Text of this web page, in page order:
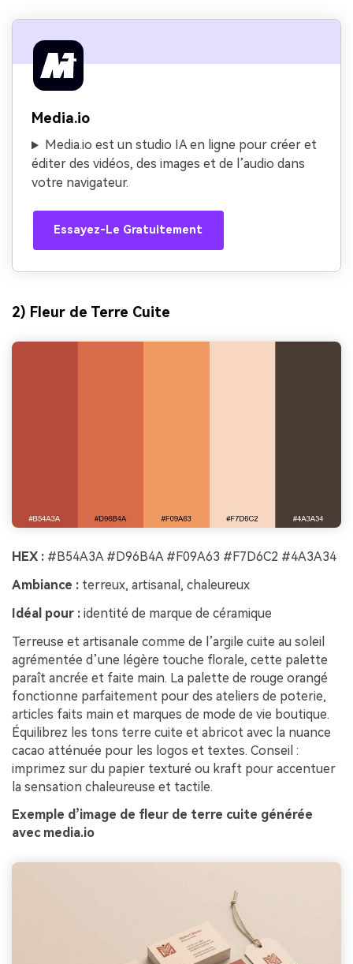
Media.io
Media.io est un studio IA en ligne pour créer et
éditer des vidéos, des images et de l’audio dans
votre navigateur.
Essayez-Le Gratuitement
2) Fleur de Terre Cuite
HEX : #B54A3A #D96B4A #F09A63 #F7D6C2 #4A3A34
Ambiance : terreux, artisanal, chaleureux
Idéal pour : identité de marque de céramique
Terreuse et artisanale comme de l’argile cuite au soleil
agrémentée d’une légère touche florale, cette palette
paraît ancrée et faite main. La palette de rouge orangé
fonctionne parfaitement pour des ateliers de poterie,
articles faits main et marques de mode de vie boutique.
Équilibrez les tons terre cuite et abricot avec la nuance
cacao atténuée pour les logos et textes. Conseil :
imprimez sur du papier texturé ou kraft pour accentuer
la sensation chaleureuse et tactile.
Exemple d’image de fleur de terre cuite générée
avec media.io